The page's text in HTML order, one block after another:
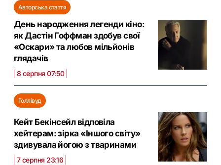
Авторська стаття
День народження легенди кіно:
як Дастін Гоффман здобув свої
«Оскари» та любов мільйонів
глядачів
8 серпня 07:50
Голлівуд
Кейт Бекінсейл відповіла
хейтерам: зірка «Іншого світу»
здивувала йогою з тваринами
7 серпня 23:16